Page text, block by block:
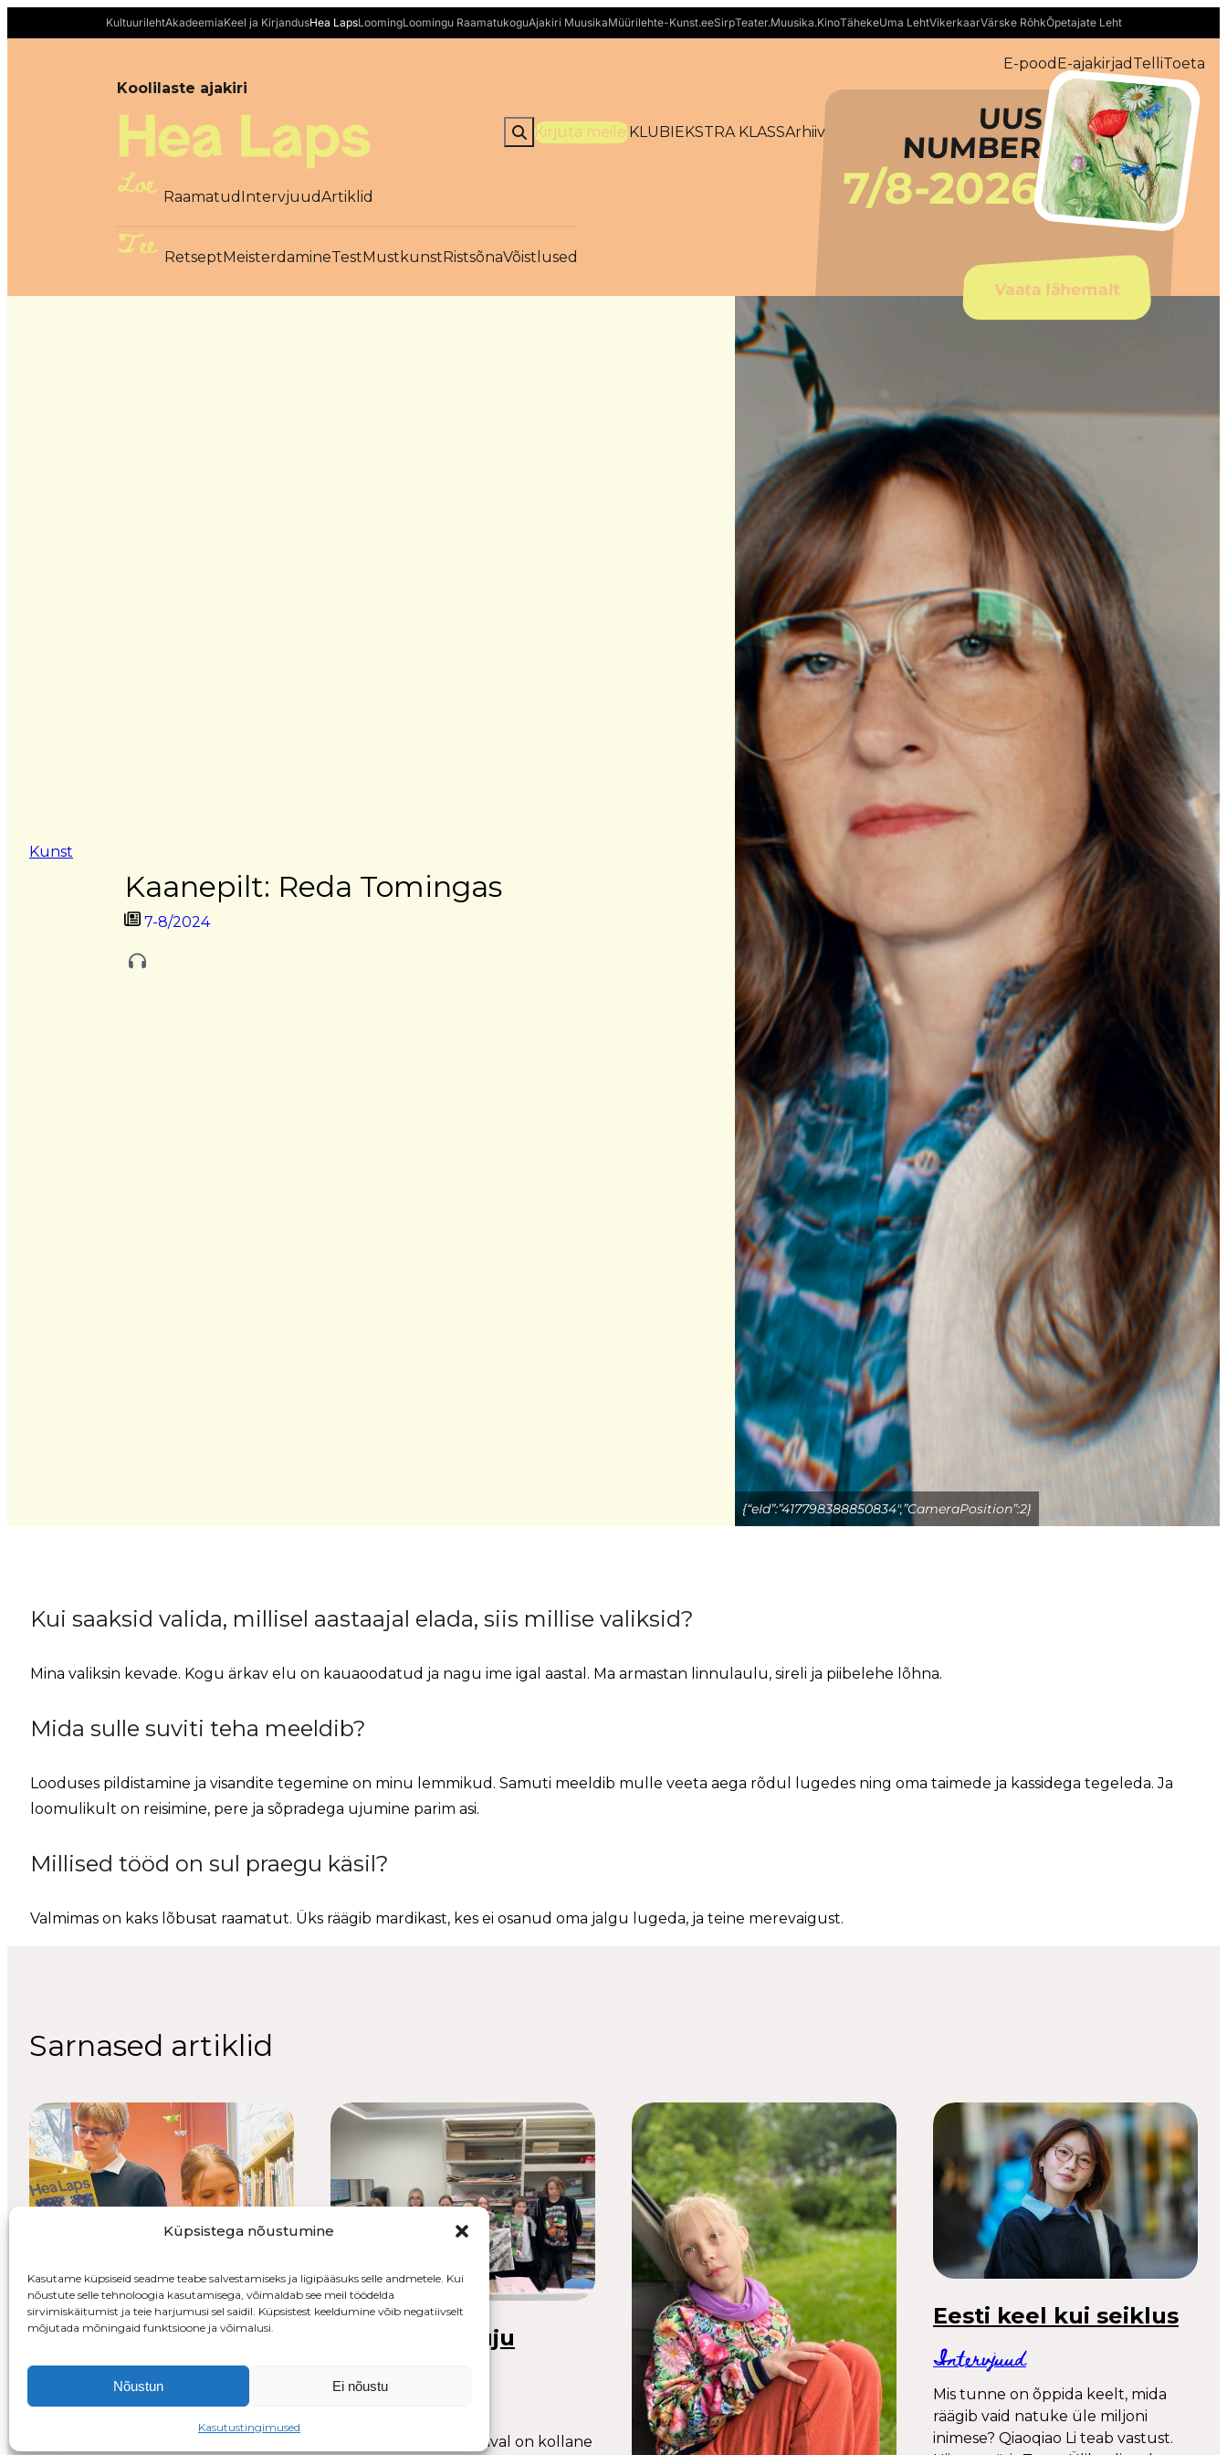
Küpsistega nõustumine
Kasutame küpsiseid seadme teabe salvestamiseks ja ligipääsuks selle andmetele. Kui
nõustute selle tehnoloogia kasutamisega, võimaldab see meil töödelda
sirvimiskäitumist ja teie harjumusi sel saidil. Küpsistest keeldumine võib negatiivselt
mõjutada mõningaid funktsioone ja võimalusi.
Nõustun Ei nõustu
Kasutustingimused
sisu
KultuurilehtAkadeemiaKeel ja KirjandusHea LapsLoomingLoomingu RaamatukoguAjakiri MuusikaMüürilehte-Kunst.eeSirpTeater.Muusika.KinoTähekeUma LehtVikerkaarVärske RõhkÕpetajate Leht
E-pood E-ajakirjad TelliToeta
Koolilaste ajakiri
Kirjuta meile!KLUBIEKSTRA KLASSArhiiv
Loe Raamatud IntervjuudArtiklid
Tee RetseptMeisterdamineTestMustkunstRistsõnaVõistlused
UUS
NUMBER
7/8-2026
Vaata lähemalt
Kunst
Kaanepilt: Reda Tomingas
7-8/2024
{“eId”:”417798388850834″,”CameraPosition”:2}
Kui saaksid valida, millisel aastaajal elada, siis millise valiksid?
Mina valiksin kevade. Kogu ärkav elu on kauaoodatud ja nagu ime igal aastal. Ma armastan linnulaulu, sireli ja piibelehe lõhna.
Mida sulle suviti teha meeldib?
Looduses pildistamine ja visandite tegemine on minu lemmikud. Samuti meeldib mulle veeta aega rõdul lugedes ning oma taimede ja kassidega tegeleda. Ja
loomulikult on reisimine, pere ja sõpradega ujumine parim asi.
Millised tööd on sul praegu käsil?
Valmimas on kaks lõbusat raamatut. Üks räägib mardikast, kes ei osanud oma jalgu lugeda, ja teine merevaigust.
Sarnased artiklid
Lapse õiguste
saadikud: noored, kes
Kunst teeb tuju
Tallinnas Kevade tänaval on kollane
Eesti keel kui seiklus
Intervjuud
Mis tunne on õppida keelt, mida
räägib vaid natuke üle miljoni
inimese? Qiaoqiao Li teab vastust.